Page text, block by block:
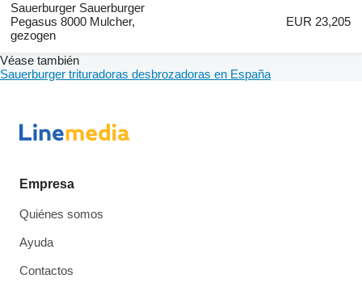
Sauerburger Sauerburger
Pegasus 8000 Mulcher,
gezogen
EUR 23,205
Véase también
Sauerburger trituradoras desbrozadoras en España
Empresa
Quiénes somos
Ayuda
Contactos